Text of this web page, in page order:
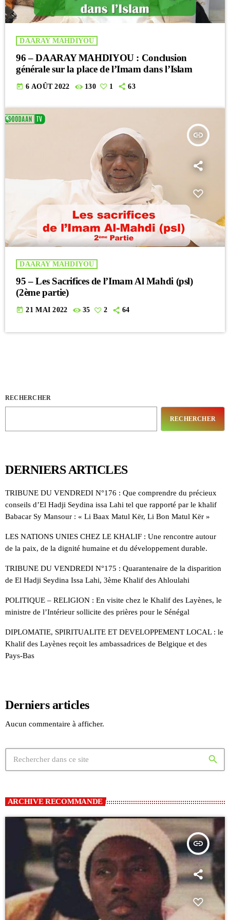
DAARAY MAHDIYOU
96 – DAARAY MAHDIYOU : Conclusion
générale sur la place de l’Imam dans l’Islam
today 6 AOÛT 2022 130 1 63
insert_link
DAARAY MAHDIYOU
95 – Les Sacrifices de l’Imam Al Mahdi (psl)
(2ème partie)
today 21 MAI 2022 35 2 64
RECHERCHER
RECHERCHER
DERNIERS ARTICLES
TRIBUNE DU VENDREDI N°176 : Que comprendre du précieux
conseils d’El Hadji Seydina issa Lahi tel que rapporté par le khalif
Babacar Sy Mansour : « Li Baax Matul Kër, Li Bon Matul Kër »
LES NATIONS UNIES CHEZ LE KHALIF : Une rencontre autour
de la paix, de la dignité humaine et du développement durable.
TRIBUNE DU VENDREDI N°175 : Quarantenaire de la disparition
de El Hadji Seydina Issa Lahi, 3ème Khalif des Ahloulahi
POLITIQUE – RELIGION : En visite chez le Khalif des Layènes, le
ministre de l’Intérieur sollicite des prières pour le Sénégal
DIPLOMATIE, SPIRITUALITE ET DEVELOPPEMENT LOCAL : le
Khalif des Layènes reçoit les ambassadrices de Belgique et des
Pays-Bas
Derniers articles
Aucun commentaire à afficher.
search
ARCHIVE RECOMMANDE
insert_link